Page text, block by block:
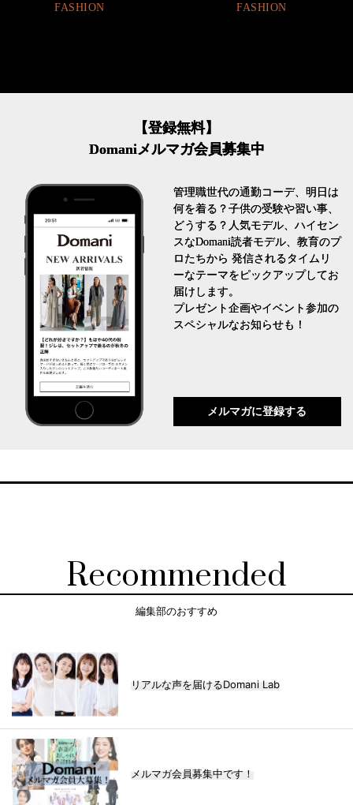
FASHION LIFESTYLE
【登録無料】
Domaniメルマガ会員募集中
管理職世代の通勤コーデ、明日は
何を着る？子供の受験や習い事、
どうする？人気モデル、ハイセン
スなDomani読者モデル、教育のプ
ロたちから 発信されるタイムリ
ーなテーマをピックアップしてお
届けします。
プレゼント企画やイベント参加の
スペシャルなお知らせも！
メルマガに登録する
Recommended
編集部のおすすめ
リアルな声を届けるDomani Lab
メルマガ会員募集中です！